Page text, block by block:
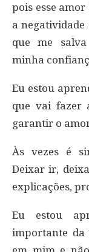
pois esse amor
a
que me
minha
Eu estou
que vai fazer
garantir o
Às vezes é
Deixar ir,
explicações,
Eu estou
importante da